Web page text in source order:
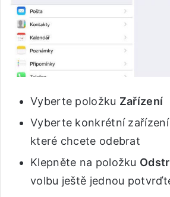
Vyberte položku Zařízení
Vyberte konkrétní zařízení
které chcete odebrat
Klepněte na položku
volbu ještě jednou